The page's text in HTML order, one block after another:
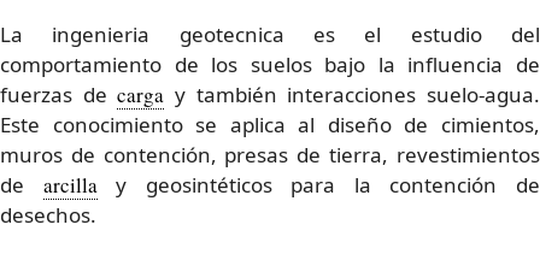
La ingenieria geotecnica es el estudio del
comportamiento de los suelos bajo la influencia de
fuerzas decarga y también interacciones suelo-agua.
Este conocimiento se aplica al diseño de cimientos,
muros de contención, presas de tierra, revestimientos
de arcillay geosintéticos para la contención de
desechos.